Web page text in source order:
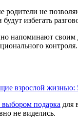
родители не
избегать
напоминают
взрослой жизнью:
выбором подарка для
не виделись.